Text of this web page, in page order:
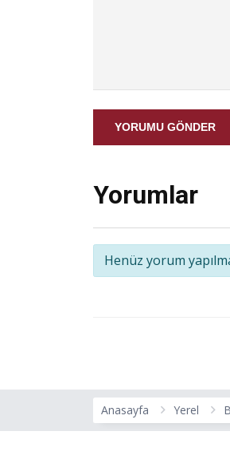
YORUMU GÖNDER
Yorumlar
Henüz yorum
Anasayfa Yerel